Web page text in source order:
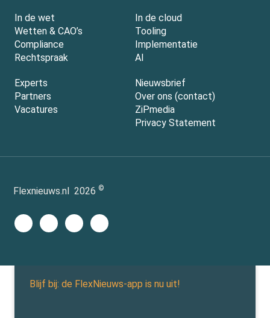
In de wet
Wetten & CAO’s
Compliance
Rechtspraak
In de cloud
Tooling
Implementatie
AI
Experts
Partners
Vacatures
Nieuwsbrief
Over ons (contact)
ZiPmedia
Privacy Statement
Flexnieuws.nl 2026 ©
Blijf bij: de FlexNieuws-app is nu uit!